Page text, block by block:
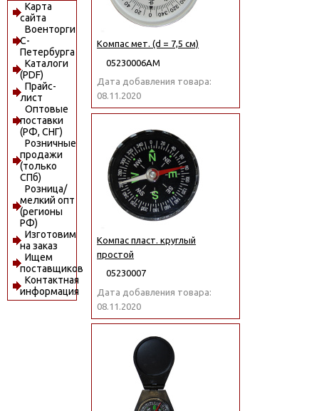
Карта
сайта
Военторги
С-
Петербурга
Каталоги
(PDF)
Прайс-
лист
Оптовые
поставки
(РФ, СНГ)
Розничные
продажи
(только
СПб)
Розница/
мелкий опт
(регионы
РФ)
Изготовим
на заказ
Ищем
поставщиков
Контактная
информация
Компас мет. (d = 7,5 см)
05230006АМ
Дата добавления товара:
08.11.2020
Компас пласт. круглый
простой
05230007
Дата добавления товара:
08.11.2020